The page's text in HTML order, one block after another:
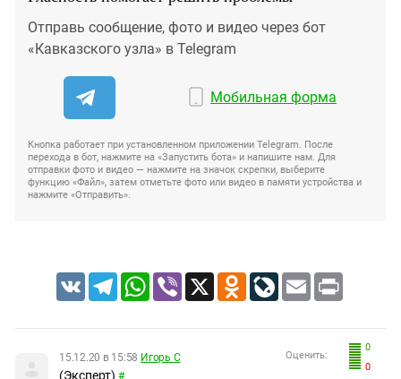
Отправь сообщение, фото и видео через бот
«Кавказского узла» в Telegram
Мобильная форма
Кнопка работает при установленном приложении Telegram. После
перехода в бот, нажмите на «Запустить бота» и напишите нам. Для
отправки фото и видео — нажмите на значок скрепки, выберите
функцию «Файл», затем отметьте фото или видео в памяти устройства и
нажмите «Отправить».
VK TelegramWhatsApp
Viber X Odnoklassniki
LiveJournal
Email Print
0
0
Оценить:
15.12.20 в 15:58 Игорь С
(Эксперт) #